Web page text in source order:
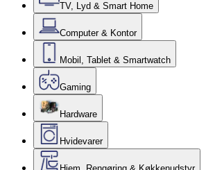
TV, Lyd & Smart Home
Computer & Kontor
Mobil, Tablet & Smartwatch
Gaming
Hardware
Hvidevarer